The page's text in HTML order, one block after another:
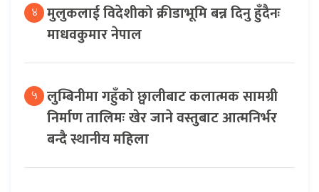
४ मुलुकलाई विदेशीको क्रीडाभूमि बन्न दिनु हुँदैनः
माधवकुमार नेपाल
५ लुम्बिनीमा गहुँको छ्वालीबाट कलात्मक सामग्री
निर्माण तालिमः खेर जाने वस्तुबाट आत्मनिर्भर
बन्दै स्थानीय महिला